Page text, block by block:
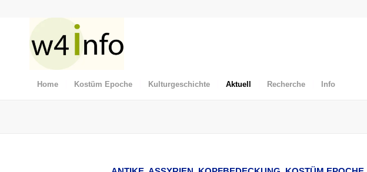
Home Kostüm Epoche Kulturgeschichte Aktuell Recherche Info